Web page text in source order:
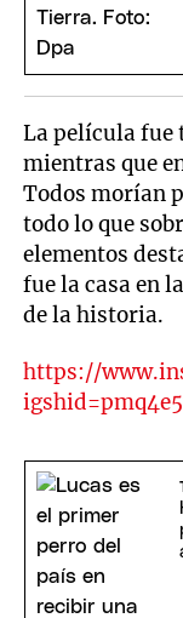
La película fue
mientras que
Todos morían
todo lo que
elementos
fue la casa en
de la historia.
https://